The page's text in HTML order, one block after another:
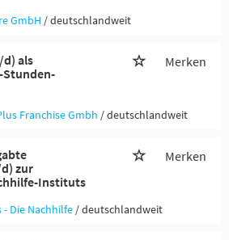
GmbH / deutschlandweit
als
Stunden-
Merken
Franchise Gmbh / deutschlandweit
zur
Instituts
Merken
Die Nachhilfe / deutschlandweit